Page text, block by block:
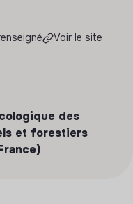
Voir le site
des
et forestiers